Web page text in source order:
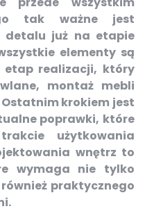
tak ważne jest
detalu już na etapie
elementy są
etap realizacji, który
montaż mebli
krokiem jest
poprawki, które
użytkowania
wnętrz to
wymaga nie tylko
praktycznego